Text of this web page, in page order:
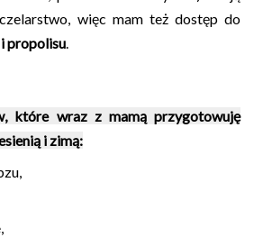
więc mam też dostęp do
propolisu
które wraz z mamą przygotowuję
i zimą: